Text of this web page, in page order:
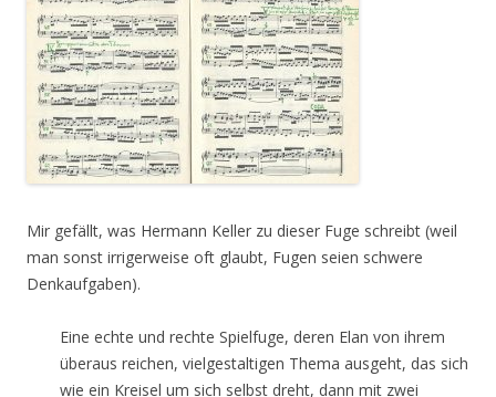
Mir gefällt, was Hermann Keller zu dieser Fuge schreibt (weil
man sonst irrigerweise oft glaubt, Fugen seien schwere
Denkaufgaben).
Eine echte und rechte Spielfuge, deren Elan von ihrem
überaus reichen, vielgestaltigen Thema ausgeht, das sich
wie ein Kreisel um sich selbst dreht, dann mit zwei